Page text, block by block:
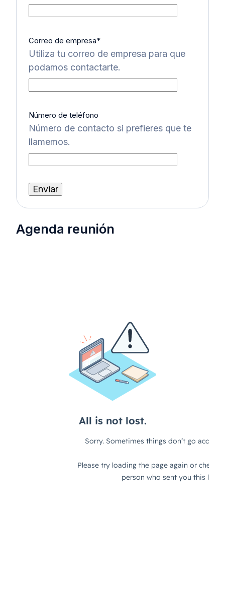
Correo de empresa*
Utiliza tu correo de empresa para que
podamos contactarte.
Número de teléfono
Número de contacto si prefieres que te
llamemos.
Agenda reunión